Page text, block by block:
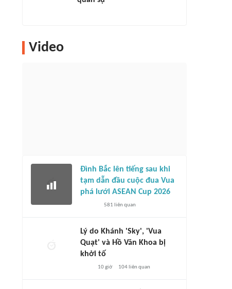
Video
Đình Bắc lên tiếng sau khi
tạm dẫn đầu cuộc đua Vua
phá lưới ASEAN Cup 2026
581 liên quan
Lý do Khánh 'Sky', 'Vua
Quạt' và Hồ Văn Khoa bị
khởi tố
10 giờ 104liên quan